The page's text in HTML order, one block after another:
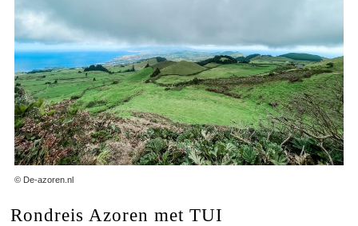
© De-azoren.nl
Rondreis Azoren met TUI